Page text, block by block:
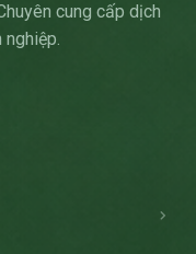
cung cấp dịch